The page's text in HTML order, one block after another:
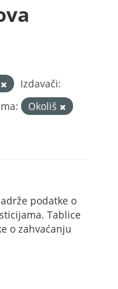
Izdavači:
Okoliš
podatke o
Tablice
o zahvaćanju